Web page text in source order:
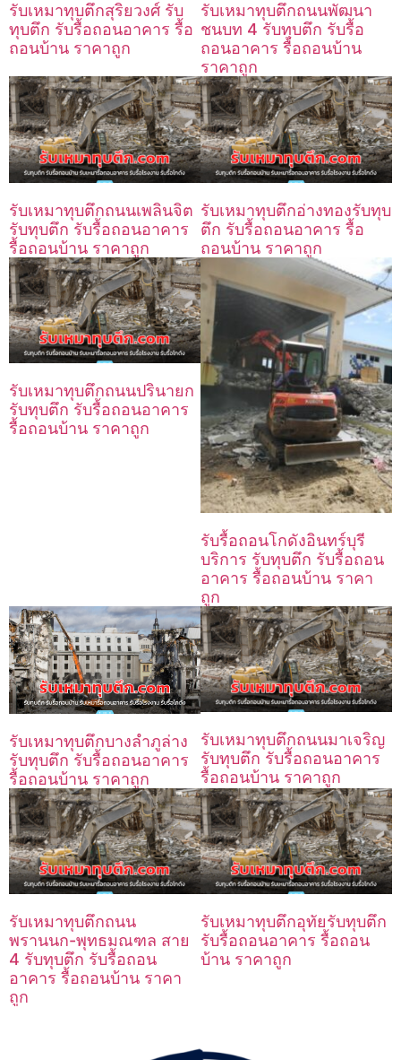
รับเหมาทุบตึกสุริยวงศ์ รับ
ทุบตึก รับรื้อถอนอาคาร รื้อ
ถอนบ้าน ราคาถูก
รับเหมาทุบตึกถนนพัฒนา
ชนบท 4 รับทุบตึก รับรื้อ
ถอนอาคาร รื้อถอนบ้าน
ราคาถูก
รับเหมาทุบตึกถนนเพลินจิต
รับทุบตึก รับรื้อถอนอาคาร
รื้อถอนบ้าน ราคาถูก
รับเหมาทุบตึกอ่างทองรับทุบ
ตึก รับรื้อถอนอาคาร รื้อ
ถอนบ้าน ราคาถูก
รับเหมาทุบตึกถนนปรินายก
รับทุบตึก รับรื้อถอนอาคาร
รื้อถอนบ้าน ราคาถูก
รับรื้อถอนโกดังอินทร์บุรี
บริการ รับทุบตึก รับรื้อถอน
อาคาร รื้อถอนบ้าน ราคา
ถูก
รับเหมาทุบตึกบางลำภูล่าง
รับทุบตึก รับรื้อถอนอาคาร
รื้อถอนบ้าน ราคาถูก
รับเหมาทุบตึกถนนมาเจริญ
รับทุบตึก รับรื้อถอนอาคาร
รื้อถอนบ้าน ราคาถูก
รับเหมาทุบตึกถนน
พรานนก-พุทธมณฑล สาย
4 รับทุบตึก รับรื้อถอน
อาคาร รื้อถอนบ้าน ราคา
ถูก
รับเหมาทุบตึกอุทัยรับทุบตึก
รับรื้อถอนอาคาร รื้อถอน
บ้าน ราคาถูก